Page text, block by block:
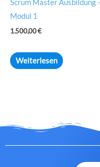
Scrum Master Ausbildung
Modul 1
1.500,00€
Weiterlesen